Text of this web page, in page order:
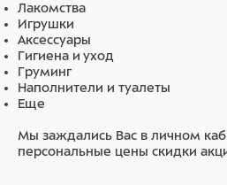
Лакомства
Игрушки
Аксессуары
Гигиена и уход
Груминг
Наполнители и туалеты
Еще
Мы заждались Вас в личном
персональные цены скидки